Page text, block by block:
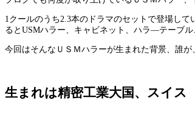
1クールのうち2.3本のドラマのセットで登場し
るとUSMハラー、キャビネット、ハラ―テーブ
今回はそんなＵＳＭハラーが生まれた背景、誰
生まれは精密工業大国、スイス